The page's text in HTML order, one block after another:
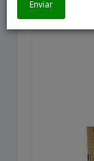
Enviar